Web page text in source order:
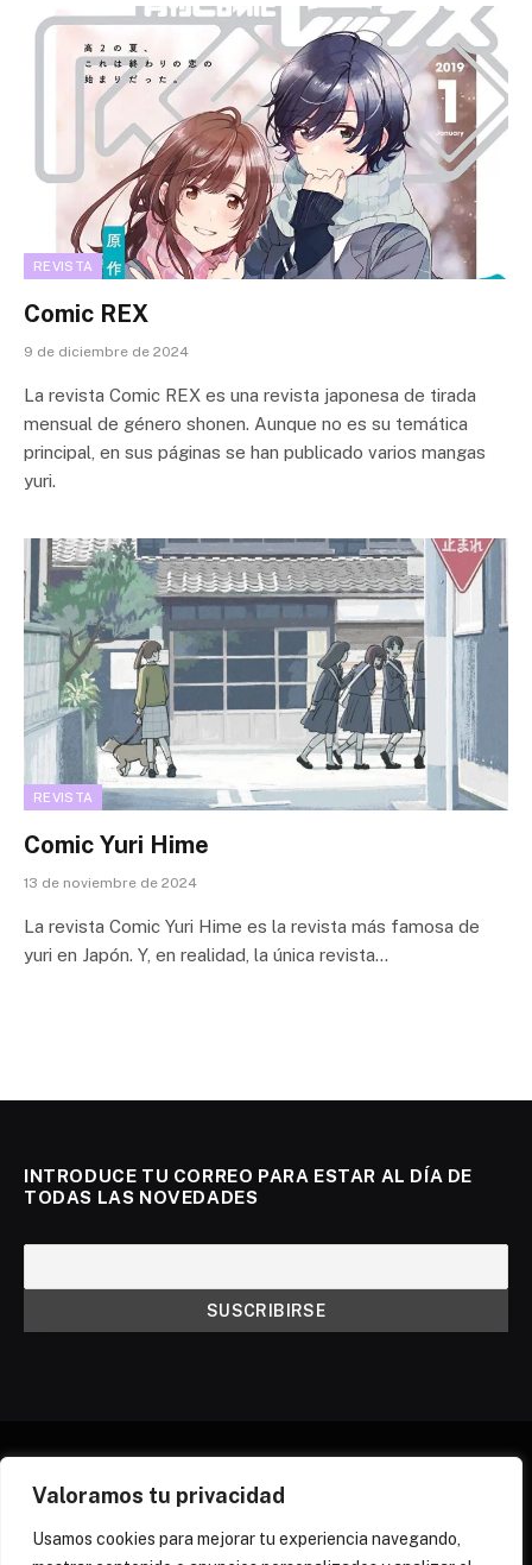
Valoramos tu privacidad
Usamos cookies para mejorar tu experiencia navegando,
REVISTA
Comic REX
9 de diciembre de 2024
La revista Comic REX es una revista japonesa de tirada
mensual de género shonen. Aunque no es su temática
principal, en sus páginas se han publicado varios mangas
yuri.
REVISTA
Comic Yuri Hime
13 de noviembre de 2024
La revista Comic Yuri Hime es la revista más famosa de
yuri en Japón. Y, en realidad, la única revista…
INTRODUCE TU CORREO PARA ESTAR AL DÍA DE
TODAS LAS NOVEDADES
(Twitter)